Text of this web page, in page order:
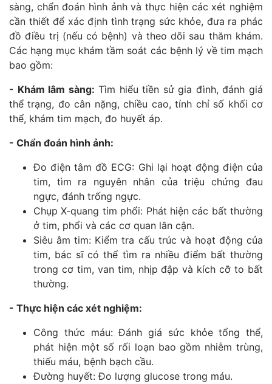
sàng, chẩn đoán hình ảnh và thực hiện các xét nghiệm
cần thiết để xác định tình trạng sức khỏe, đưa ra phác
đồ điều trị (nếu có bệnh) và theo dõi sau thăm khám.
Các hạng mục khám tầm soát các bệnh lý về tim mạch
bao gồm:
- Khám lâm sàng: Tìm hiểu tiền sử gia đình, đánh giá
thể trạng, đo cân nặng, chiều cao, tính chỉ số khối cơ
thể, khám tim mạch, đo huyết áp.
- Chẩn đoán hình ảnh:
Đo điện tâm đồ ECG: Ghi lại hoạt động điện của
tim, tìm ra nguyên nhân của triệu chứng đau
ngực, đánh trống ngực.
Chụp X-quang tim phổi: Phát hiện các bất thường
ở tim, phổi và các cơ quan lân cận.
Siêu âm tim: Kiểm tra cấu trúc và hoạt động của
tim, bác sĩ có thể tìm ra nhiều điểm bất thường
trong cơ tim, van tim, nhịp đập và kích cỡ to bất
thường.
- Thực hiện các xét nghiệm:
Công thức máu: Đánh giá sức khỏe tổng thể,
phát hiện một số rối loạn bao gồm nhiễm trùng,
thiếu máu, bệnh bạch cầu.
Đường huyết: Đo lượng glucose trong máu.